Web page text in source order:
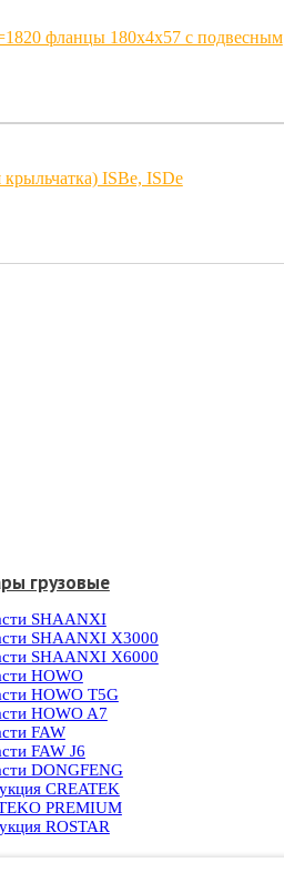
фланцы 180x4x57 с подвесным
ISBe, ISDe
грузовые
SHAANXI
SHAANXI X3000
SHAANXI X6000
HOWO
HOWO T5G
HOWO A7
FAW
FAW J6
DONGFENG
CREATEK
PREMIUM
ROSTAR